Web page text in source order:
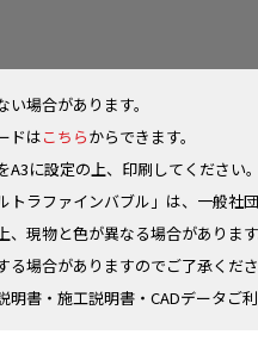
場合があります。
ドはこちらからできます。
に設定の上、印刷してください。
トラファインバブル」は、一般社
、現物と色が異なる場合があります
る場合がありますのでご了承くださ
明書・施工説明書・CADデータご